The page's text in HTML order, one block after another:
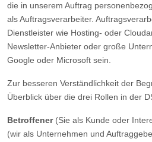
die in unserem Auftrag
als Auftragsverarbeiter.
Dienstleister wie Hosting- oder
Newsletter-Anbieter oder große
Google oder Microsoft sein.
Zur besseren Verständlichkeit der
Überblick über die drei Rollen in der
Betroffener(Sie als Kunde oder
(wir als Unternehmen und